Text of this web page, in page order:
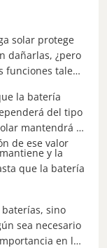
solar protege
dañarlas, ¿pero
funciones tales
la batería
del tipo
mantendrá la
de ese valor
y la
que la batería
sino
sea necesario
en la